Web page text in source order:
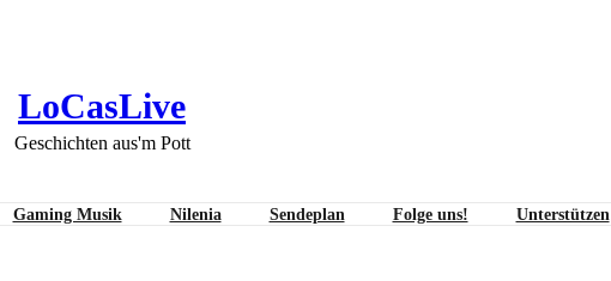
LoCasLive
Geschichten aus'm Pott
Gaming Musik Nilenia Sendeplan Folge uns! Unterstützen